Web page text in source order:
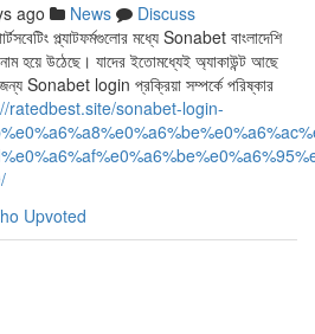
ago News
Discuss
প্ল্যাটফর্মগুলোর মধ্যে Sonabet বাংলাদেশি
হয়ে উঠেছে। যাদের ইতোমধ্যেই অ্যাকাউন্ট আছে
জন্য Sonabet login প্রক্রিয়া সম্পর্কে পরিষ্কার
ratedbest.site/sonabet-login-
Upvoted